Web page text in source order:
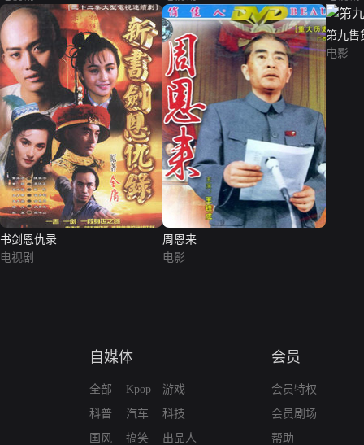
书剑恩仇录
电视剧
周恩来
电影
第九售
电影
自媒体
全部
科普
国风
Kpop
汽车
搞笑
游戏
科技
出品人
会员
会员特权
会员剧场
帮助